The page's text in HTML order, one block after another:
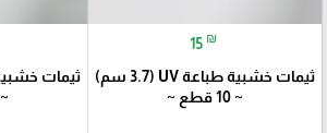
15 ₪
ثيمات خشبية طباعة UV (3.7 سم)
~ 10 قطع ~
~ 10 قطع ~